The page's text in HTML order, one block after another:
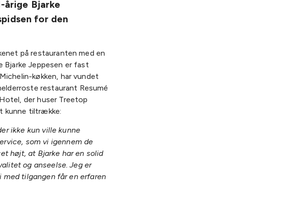
Bjarke
for den
på restauranten med en
Bjarke Jeppesen er fast
køkken, har vundet
restaurant Resumé
der huser Treetop
kunne tiltrække:
ikke kun ville kunne
som vi igennem de
højt, at Bjarke har en solid
og anseelse. Jeg er
med tilgangen får en erfaren